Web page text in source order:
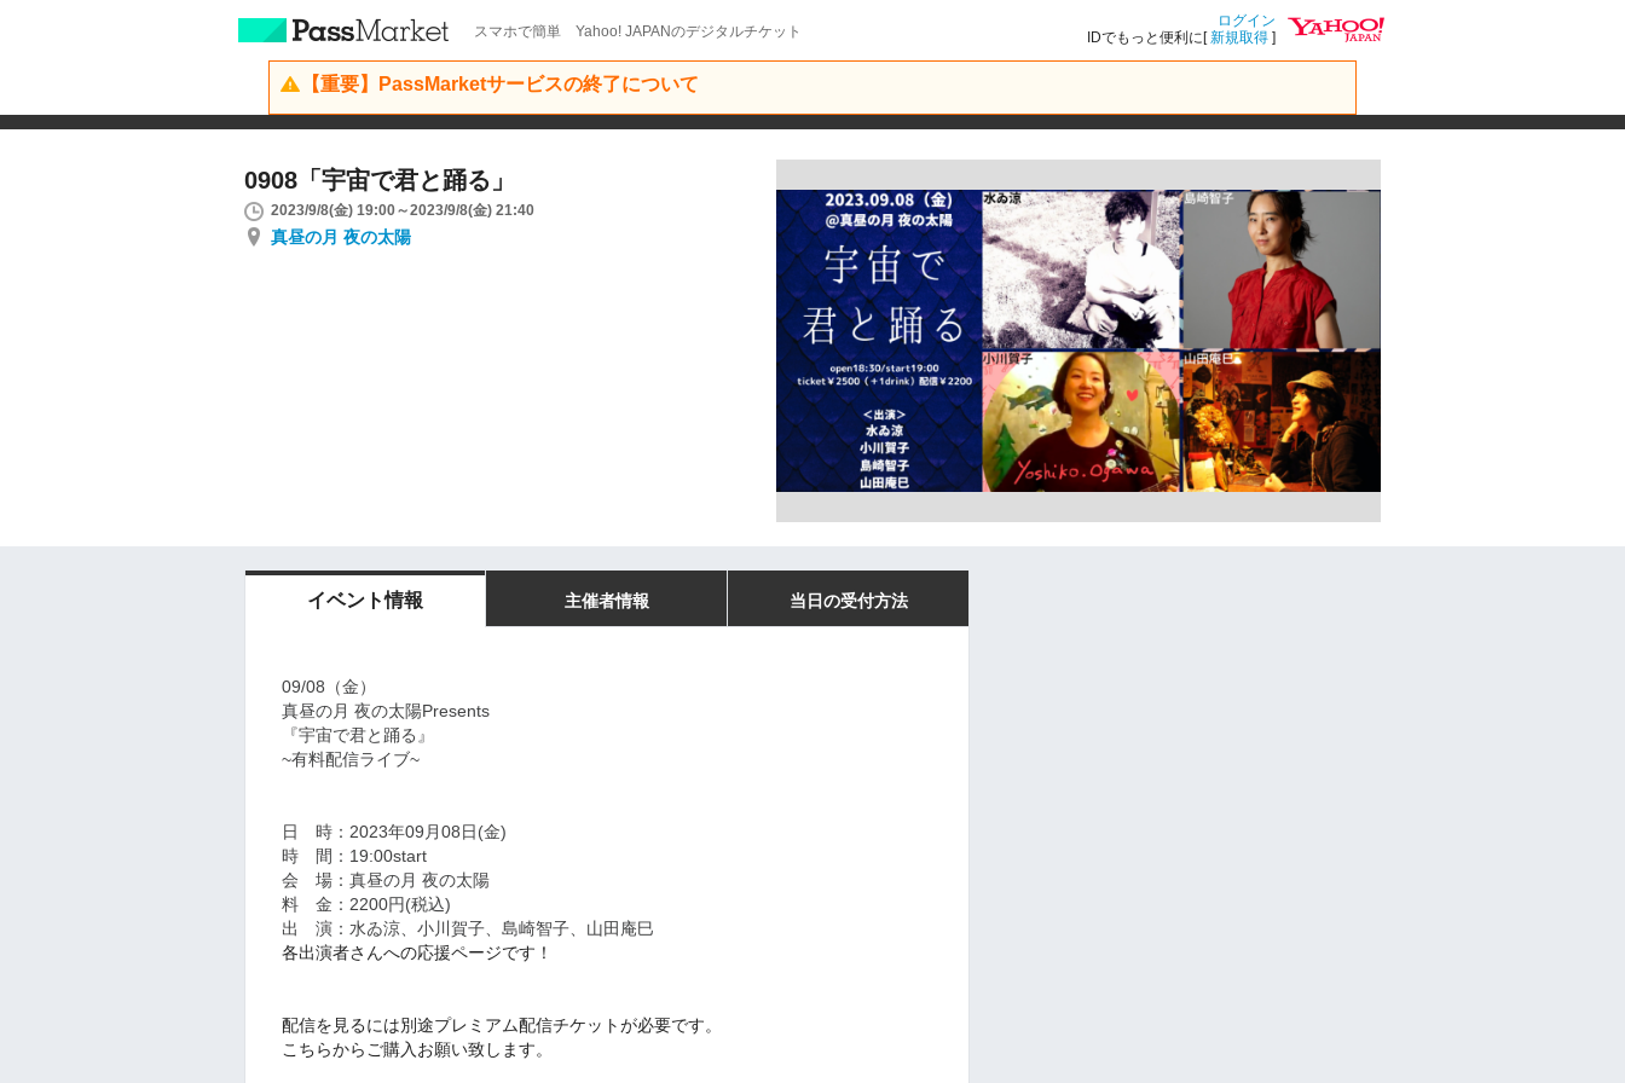
スマホで簡単 Yahoo! JAPANのデジタルチケット
ログイン
IDでもっと便利に[新規取得 ]
【重要】PassMarketサービスの終了について
0908「宇宙で君と踊る」
2023/9/8(金) 19:00～2023/9/8(金) 21:40
真昼の月 夜の太陽
イベント情報 主催者情報 当日の受付方法
09/08（金）
真昼の月 夜の太陽Presents
『宇宙で君と踊る』
~有料配信ライブ~
日 時：2023年09月08日(金)
時 間：19:00start
会 場：真昼の月 夜の太陽
料 金：2200円(税込)
出 演：水ゐ涼、小川賀子、島崎智子、山田庵巳
各出演者さんへの応援ページです！
配信を見るには別途プレミアム配信チケットが必要です。
こちらからご購入お願い致します。